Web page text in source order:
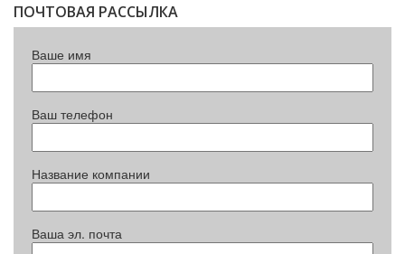
ПОЧТОВАЯ РАССЫЛКА
Ваше имя
Ваш телефон
Название компании
Ваша эл. почта